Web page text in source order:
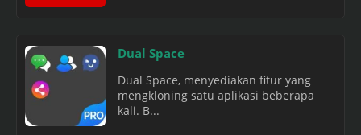
Dual Space
Dual Space, menyediakan fitur yang
mengkloning satu aplikasi beberapa
kali. B...